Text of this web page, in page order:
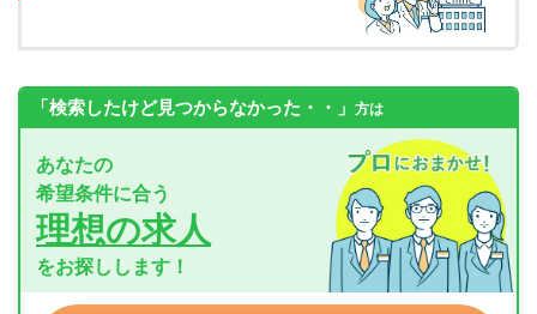
「検索したけど見つからなかった・・」 方は
あなたの
希望条件に合う
理想の求人
をお探しします！